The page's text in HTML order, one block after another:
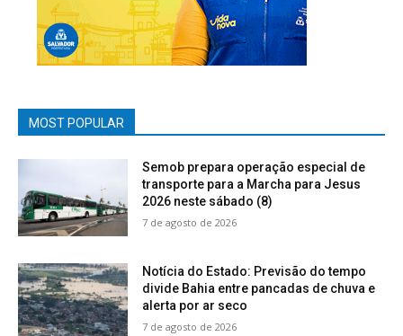
MOST POPULAR
Semob prepara operação especial de
transporte para a Marcha para Jesus
2026 neste sábado (8)
7 de agosto de 2026
Notícia do Estado: Previsão do tempo
divide Bahia entre pancadas de chuva e
alerta por ar seco
7 de agosto de 2026